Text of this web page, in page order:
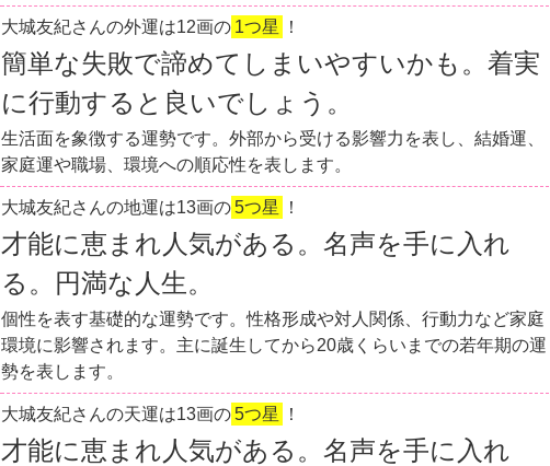
大城友紀さんの外運は12画の 1つ星 ！
簡単な失敗で諦めてしまいやすいかも。着実
に行動すると良いでしょう。
生活面を象徴する運勢です。外部から受ける影響力を表し、結婚運、
家庭運や職場、環境への順応性を表します。
大城友紀さんの地運は13画の5つ星 ！
才能に恵まれ人気がある。名声を手に入れ
る。円満な人生。
個性を表す基礎的な運勢です。性格形成や対人関係、行動力など家庭
環境に影響されます。主に誕生してから20歳くらいまでの若年期の運
勢を表します。
大城友紀さんの天運は13画の5つ星 ！
才能に恵まれ人気がある。名声を手に入れ